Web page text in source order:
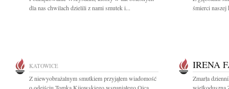
dla nas chwilach dzielili z nami smutek i...
śmierci
KATOWICE
Z niewyobrażalnym smutkiem przyjąłem wiadomość
IRENA
Zmarła